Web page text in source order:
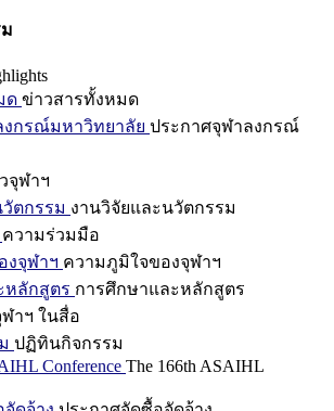
ด ข่าวสารทั้งหมด
งกรณ์มหาวิทยาลัย ประกาศจุฬาลงกรณ์
จุฬาฯ
ตกรรม งานวิจัยและนวัตกรรม
ความร่วมมือ
งจุฬาฯ ความภูมิใจของจุฬาฯ
หลักสูตร การศึกษาและหลักสูตร
ฬาฯ ในสื่อ
ปฏิทินกิจกรรม
Conference The 166th ASAIHL